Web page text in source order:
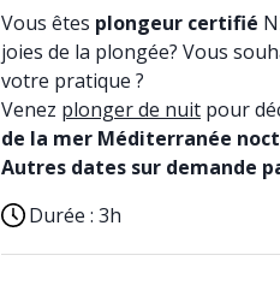
Vous êtes plongeur certifié
joies de la plongée? Vous
votre pratique ?
Venez plonger de nuit pour
de la mer Méditerranée
Autres dates sur demande
Durée : 3h